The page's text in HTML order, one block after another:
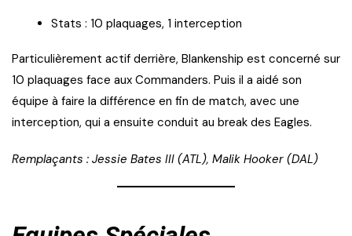
Stats : 10 plaquages, 1 interception
Particulièrement actif derrière, Blankenship est concerné sur
10 plaquages face aux Commanders. Puis il a aidé son
équipe à faire la différence en fin de match, avec une
interception, qui a ensuite conduit au break des Eagles.
Remplaçants : Jessie Bates III (ATL), Malik Hooker (DAL)